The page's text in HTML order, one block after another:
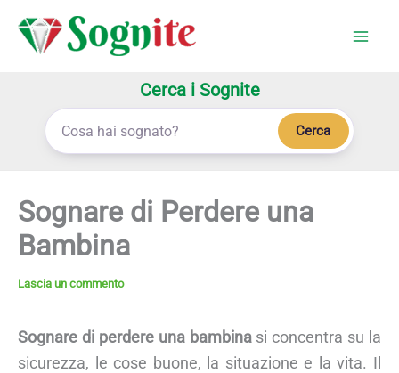
Cerca i Sognite
Cerca
Sognare di Perdere una
Bambina
Lascia un commento
Sognare di perdere una bambinasi concentra su la
sicurezza, le cose buone, la situazione e la vita. Il